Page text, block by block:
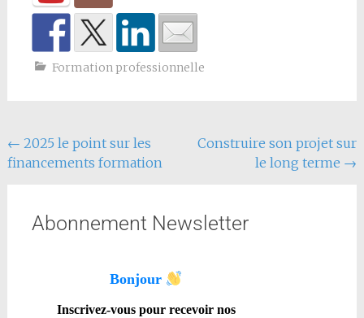
Formation professionnelle
← 2025 le point sur les
financements formation
Construire son projet sur
le long terme →
Abonnement Newsletter
Bonjour
Inscrivez-vous pour recevoir nos